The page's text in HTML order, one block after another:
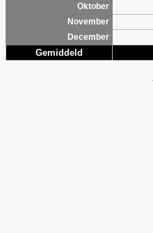
Oktober
November
December
Gemiddeld